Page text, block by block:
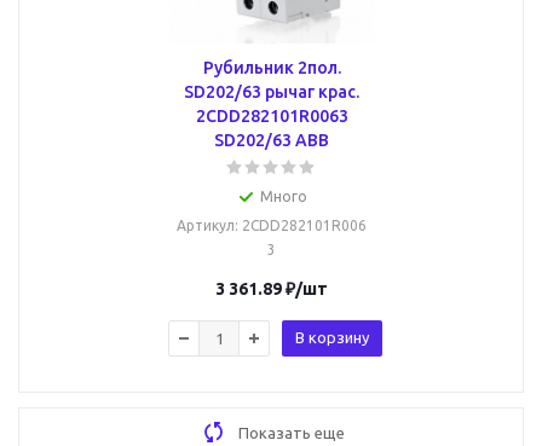
Рубильник 2пол.
SD202/63 рычаг крас.
2CDD282101R0063
SD202/63 ABB
Много
Артикул: 2CDD282101R006
3
3 361.89₽/шт
В корзину
Показать еще